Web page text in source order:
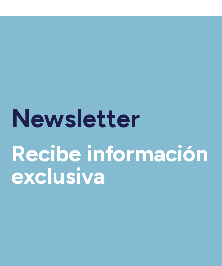
Newsletter
Recibe información
exclusiva